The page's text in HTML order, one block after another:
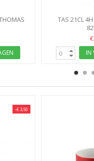
TAS 21CL
IN
-€ 3,50